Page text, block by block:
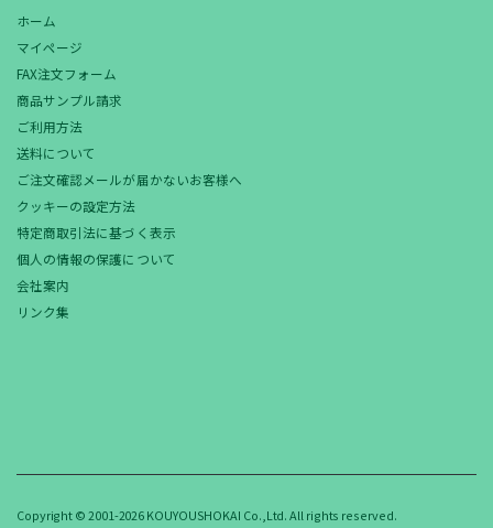
ホーム
マイページ
FAX注文フォーム
商品サンプル請求
ご利用方法
送料について
ご注文確認メールが届かないお客様へ
クッキーの設定方法
特定商取引法に基づく表示
個人の情報の保護について
会社案内
リンク集
Copyright © 2001-2026 KOUYOUSHOKAI Co.,Ltd. All rights reserved.